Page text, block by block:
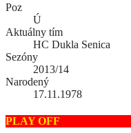
Poz
Ú
Aktuálny tím
HC Dukla Senica
Sezóny
2013/14
Narodený
17.11.1978
PLAY OFF